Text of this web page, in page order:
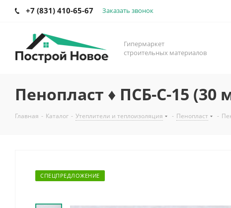
+7 (831) 410-65-67 Заказать звонок
Гипермаркет
строительных материалов
Пенопласт ♦ ПСБ-С-15 (30
Главная - Каталог - Утеплители и теплоизоляция - Пенопласт -
СПЕЦПРЕДЛОЖЕНИЕ